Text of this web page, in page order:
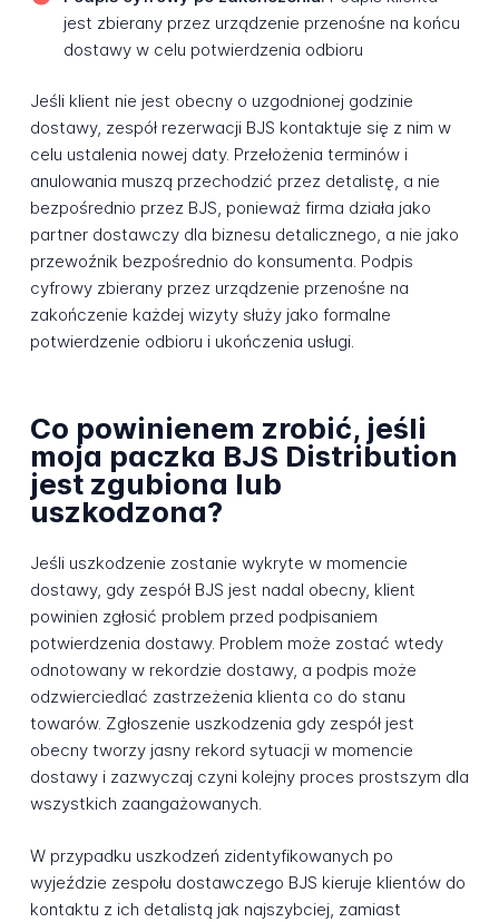
jest zbierany przez urządzenie przenośne na końcu
dostawy w celu potwierdzenia odbioru
Jeśli klient nie jest obecny o uzgodnionej godzinie
dostawy, zespół rezerwacji BJS kontaktuje się z nim w
celu ustalenia nowej daty. Przełożenia terminów i
anulowania muszą przechodzić przez detalistę, a nie
bezpośrednio przez BJS, ponieważ firma działa jako
partner dostawczy dla biznesu detalicznego, a nie jako
przewoźnik bezpośrednio do konsumenta. Podpis
cyfrowy zbierany przez urządzenie przenośne na
zakończenie każdej wizyty służy jako formalne
potwierdzenie odbioru i ukończenia usługi.
Co powinienem zrobić, jeśli
moja paczka BJS Distribution
jest zgubiona lub
uszkodzona?
Jeśli uszkodzenie zostanie wykryte w momencie
dostawy, gdy zespół BJS jest nadal obecny, klient
powinien zgłosić problem przed podpisaniem
potwierdzenia dostawy. Problem może zostać wtedy
odnotowany w rekordzie dostawy, a podpis może
odzwierciedlać zastrzeżenia klienta co do stanu
towarów. Zgłoszenie uszkodzenia gdy zespół jest
obecny tworzy jasny rekord sytuacji w momencie
dostawy i zazwyczaj czyni kolejny proces prostszym dla
wszystkich zaangażowanych.
W przypadku uszkodzeń zidentyfikowanych po
wyjeździe zespołu dostawczego BJS kieruje klientów do
kontaktu z ich detalistą jak najszybciej, zamiast